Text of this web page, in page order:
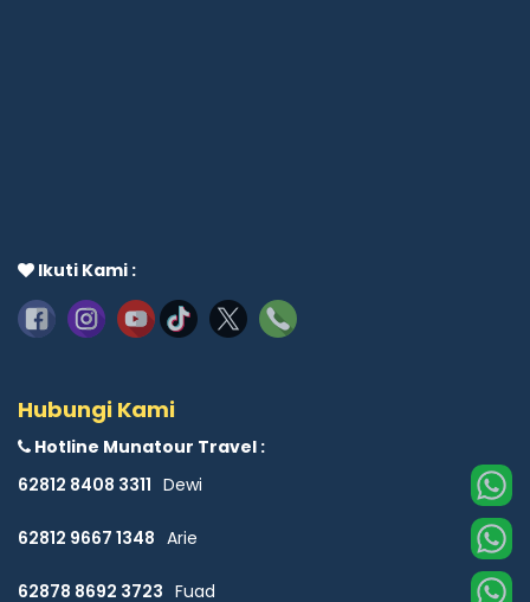
Ikuti Kami :
Hubungi Kami
Hotline Munatour Travel :
62812 8408 3311 Dewi
62812 9667 1348 Arie
62878 8692 3723 Fuad